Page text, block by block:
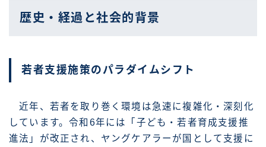
歴史・経過と社会的背景
若者支援施策のパラダイムシフト
近年、若者を取り巻く環境は急速に複雑化・深刻化
しています。令和6年には「子ども・若者育成支援推
進法」が改正され、ヤングケアラーが国として支援に